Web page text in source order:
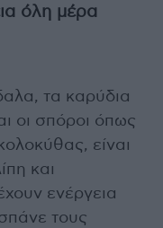
όλη μέρα
τα καρύδια
οι σπόροι όπως
είναι
και
ενέργεια
τους